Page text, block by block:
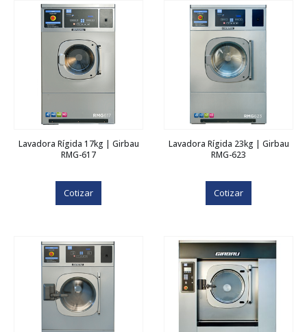
Lavadora Rígida 17kg | Girbau
RMG-617
Cotizar
Lavadora Rígida 23kg | Girbau
RMG-623
Cotizar